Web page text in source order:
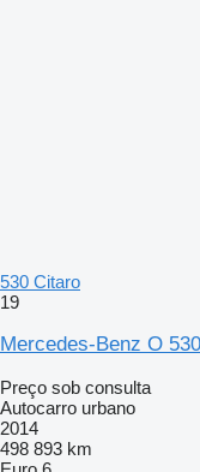
530 Citaro
19
Mercedes-Benz O
Preço sob consulta
Autocarro urbano
2014
498 893 km